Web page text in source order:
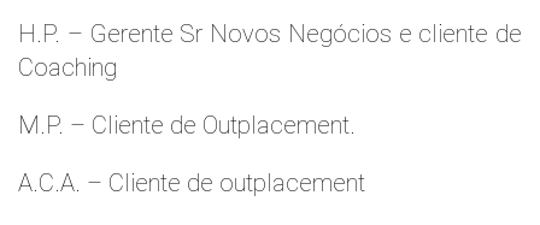
H.P. – Gerente Sr Novos Negócios e cliente de
Coaching
M.P. – Cliente de Outplacement.
A.C.A. – Cliente de outplacement